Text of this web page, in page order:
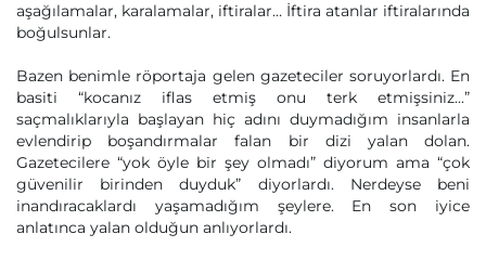
aşağılamalar, karalamalar, iftiralar… İftira atanlar iftiralarında
boğulsunlar.
Bazen benimle röportaja gelen gazeteciler soruyorlardı. En
basiti “kocanız iflas etmiş onu terk etmişsiniz...”
saçmalıklarıyla başlayan hiç adını duymadığım insanlarla
evlendirip boşandırmalar falan bir dizi yalan dolan.
Gazetecilere “yok öyle bir şey olmadı” diyorum ama “çok
güvenilir birinden duyduk” diyorlardı. Nerdeyse beni
inandıracaklardı yaşamadığım şeylere. En son iyice
anlatınca yalan olduğun anlıyorlardı.